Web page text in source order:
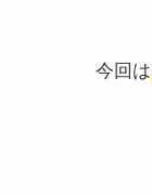
今回は